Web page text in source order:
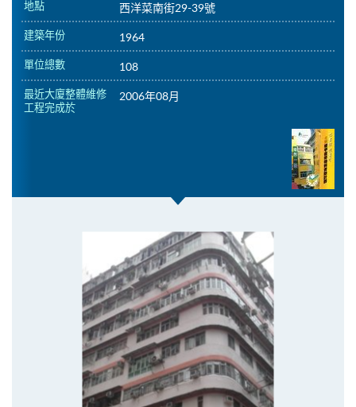
地點 西洋菜南街29-39號
建築年份 1964
單位總數 108
最近大廈整體維修
工程完成於
2006年08月